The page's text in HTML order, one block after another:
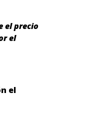
el precio
el
el